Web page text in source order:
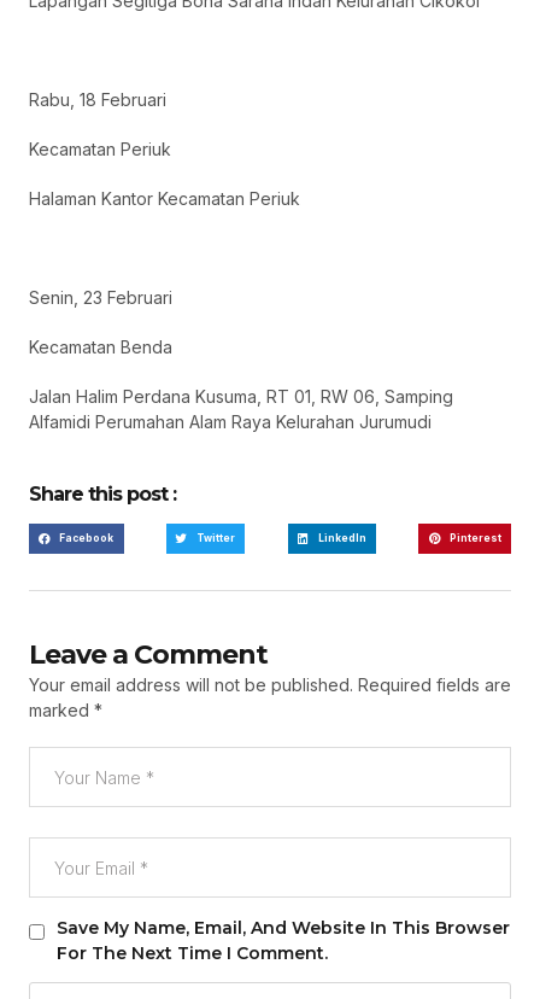
Rabu, 18 Februari
Kecamatan Periuk
Halaman Kantor Kecamatan Periuk
Senin, 23 Februari
Kecamatan Benda
Jalan Halim Perdana Kusuma, RT 01, RW 06, Samping
Alfamidi Perumahan Alam Raya Kelurahan Jurumudi
Share this post :
Facebook Twitter LinkedIn Pinterest
Leave a Comment
Your email address will not be published. Required fields are
marked *
Save My Name, Email, And Website In This Browser
For The Next Time I Comment.